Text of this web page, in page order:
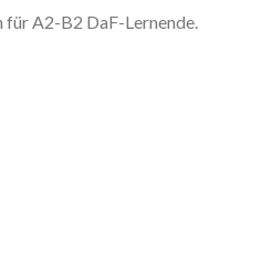
für A2-B2 DaF-Lernende.